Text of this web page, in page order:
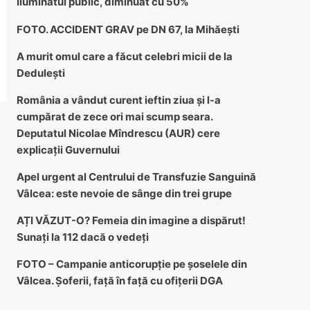
FOTO. ACCIDENT GRAV pe DN 67, la Mihăești
A murit omul care a făcut celebri micii de la
Dedulești
România a vândut curent ieftin ziua și l-a
cumpărat de zece ori mai scump seara.
Deputatul Nicolae Mîndrescu (AUR) cere
explicații Guvernului
Apel urgent al Centrului de Transfuzie Sanguină
Vâlcea: este nevoie de sânge din trei grupe
AȚI VĂZUT-O? Femeia din imagine a dispărut!
Sunați la 112 dacă o vedeți
FOTO – Campanie anticorupție pe șoselele din
Vâlcea. Șoferii, față în față cu ofițerii DGA